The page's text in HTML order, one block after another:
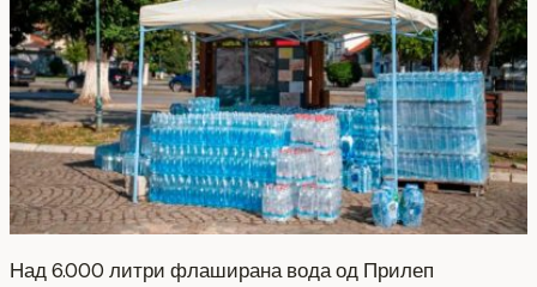
Над 6.000 литри флаширана вода од Прилеп